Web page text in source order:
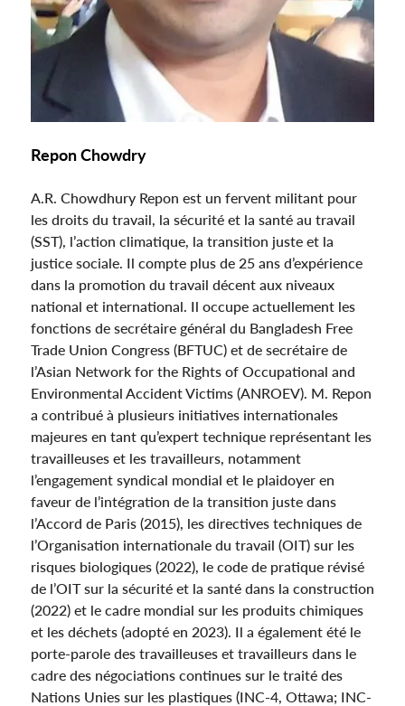
Repon Chowdry
A.R. Chowdhury Repon est un fervent militant pour
les droits du travail, la sécurité et la santé au travail
(SST), l’action climatique, la transition juste et la
justice sociale. Il compte plus de 25 ans d’expérience
dans la promotion du travail décent aux niveaux
national et international. Il occupe actuellement les
fonctions de secrétaire général du Bangladesh Free
Trade Union Congress (BFTUC) et de secrétaire de
l’Asian Network for the Rights of Occupational and
Environmental Accident Victims (ANROEV). M. Repon
a contribué à plusieurs initiatives internationales
majeures en tant qu’expert technique représentant les
travailleuses et les travailleurs, notamment
l’engagement syndical mondial et le plaidoyer en
faveur de l’intégration de la transition juste dans
l’Accord de Paris (2015), les directives techniques de
l’Organisation internationale du travail (OIT) sur les
risques biologiques (2022), le code de pratique révisé
de l’OIT sur la sécurité et la santé dans la construction
(2022) et le cadre mondial sur les produits chimiques
et les déchets (adopté en 2023). Il a également été le
porte-parole des travailleuses et travailleurs dans le
cadre des négociations continues sur le traité des
Nations Unies sur les plastiques (INC-4, Ottawa; INC-